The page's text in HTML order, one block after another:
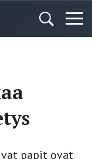
papit ovat